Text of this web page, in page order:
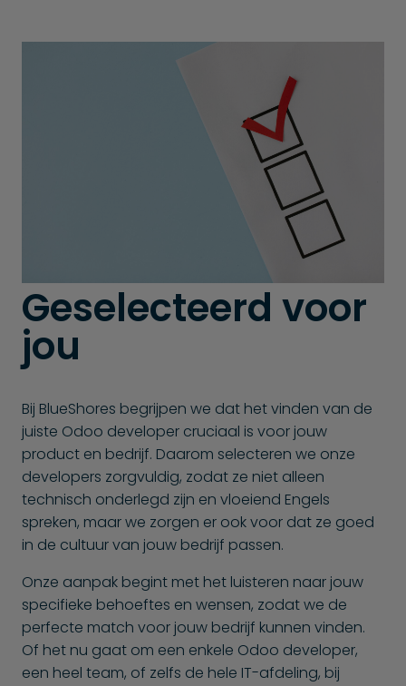
Geselecteerd voor
jou
Bij BlueShores begrijpen we dat het vinden van de
juiste Odoo developer cruciaal is voor jouw
product en bedrijf. Daarom selecteren we onze
developers zorgvuldig, zodat ze niet alleen
technisch onderlegd zijn en vloeiend Engels
spreken, maar we zorgen er ook voor dat ze goed
in de cultuur van jouw bedrijf passen.
Onze aanpak begint met het luisteren naar jouw
specifieke behoeftes en wensen, zodat we de
perfecte match voor jouw bedrijf kunnen vinden.
Of het nu gaat om een enkele Odoo developer,
een heel team, of zelfs de hele IT-afdeling, bij